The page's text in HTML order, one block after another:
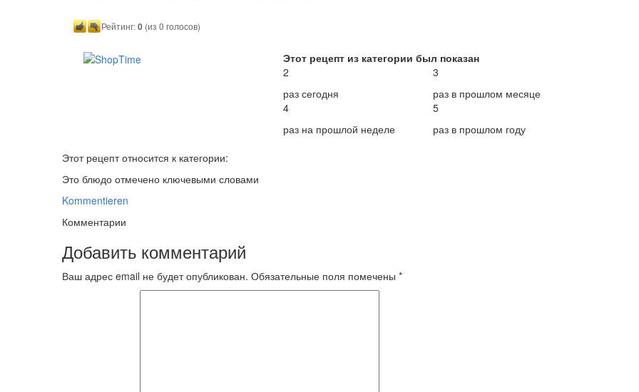
Рейтинг:0 (из 0 голосов)
Этот рецепт из категории был показан
2
раз сегодня
3
раз в прошлом месяце
4
раз на прошлой неделе
5
раз в прошлом году
Этот рецепт относится к категории:
Это блюдо отмечено ключевыми словами
Kommentieren
Комментарии
Добавить комментарий
Ваш адрес email не будет опубликован. Обязательные поля помечены *